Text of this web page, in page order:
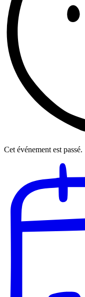
Cet événement est passé.